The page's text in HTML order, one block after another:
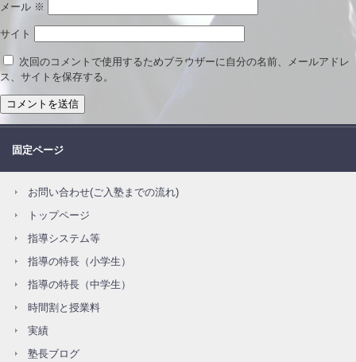
メール ※
サイト
次回のコメントで使用するためブラウザーに自分の名前、メールアドレ
ス、サイトを保存する。
固定ページ
お問い合わせ(ご入塾までの流れ)
トップページ
指導システム等
指導の特長（小学生）
指導の特長（中学生）
時間割と授業料
実績
塾長ブログ